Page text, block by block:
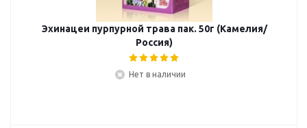
Эхинацеи пурпурной трава пак. 50г (Камелия/
Россия)
Нет в наличии